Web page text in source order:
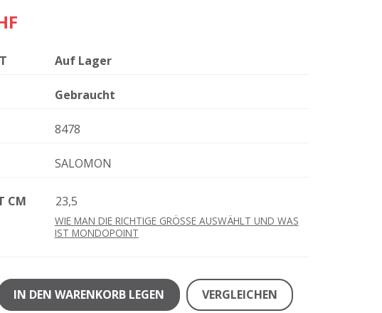
Auf Lager
Gebraucht
8478
SALOMON
CM 23,5
WIE MAN DIE RICHTIGE GRÖSSE AUSWÄHLT UND WAS
IST MONDOPOINT
IN DEN WARENKORB LEGEN VERGLEICHEN